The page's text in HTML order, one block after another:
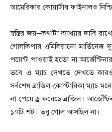
আমেরিকার কোয়ার্টার ফাইনালও
স্বস্তির জয়—কথাটা ব্যাখ্যার দাবি
গোলকিপার এমিলিয়ানো মার্তিনেজ
পয়েন্ট পাওয়াই হতো না
তবে এ ম্যাচ দেখতে দেখতে
সর্বশেষ ব্রাজিল-কোস্টারিকা ম্যাচ
না পেয়ে ড্র করেছে ব্রাজিল।
১৭টি শট। তবু গোল আসছিল না।